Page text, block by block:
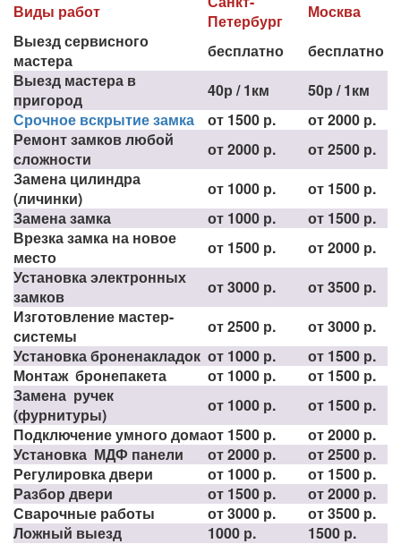
Виды работ
Петербург
Москва
Выезд сервисного
мастера
бесплатно
бесплатно
Выезд мастера в
пригород
40р / 1км
50р / 1км
Срочное вскрытие замка
от 1500 р.
от 2000 р.
Ремонт замков любой
сложности
от 2000 р.
от 2500 р.
Замена цилиндра
(личинки)
от 1000 р.
от 1500 р.
Замена замка
от 1000 р.
от 1500 р.
Врезка замка на новое
место
от 1500 р.
от 2000 р.
Установка электронных
замков
от 3000 р.
от 3500 р.
Изготовление мастер-
системы
от 2500 р.
от 3000 р.
Установка броненакладок от 1000 р.
от 1500 р.
Монтаж бронепакета
от 1000 р.
от 1500 р.
Замена ручек
(фурнитуры)
от 1000 р.
от 1500 р.
Подключение умного домаот 1500 р.
от 2000 р.
Установка МДФ панели
от 2000 р.
от 2500 р.
Регулировка двери
от 1000 р.
от 1500 р.
Разбор двери
от 1500 р.
от 2000 р.
Сварочные работы
от 3000 р.
от 3500 р.
Ложный выезд
1000 р. 1500 р.